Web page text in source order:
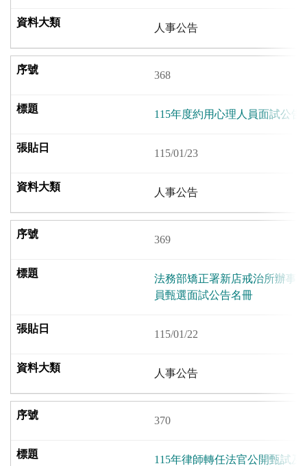
人事公告
368
115年度約用心理人員面試公告
115/01/23
人事公告
369
法務部矯正署新店戒治所辦事
員甄選面試公告名冊
115/01/22
人事公告
370
115年律師轉任法官公開甄試